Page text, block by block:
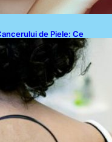
de Piele: Ce
Proteja